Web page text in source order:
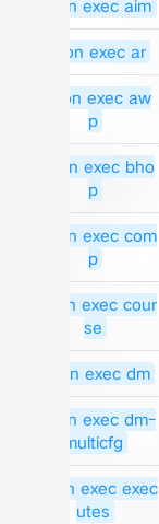
!rcon exec aim
!rcon exec ar
!rcon exec aw
p
!rcon exec bho
p
!rcon exec com
p
!rcon exec cour
se
!rcon exec dm
!rcon exec dm-
multicfg
!rcon exec exec
utes